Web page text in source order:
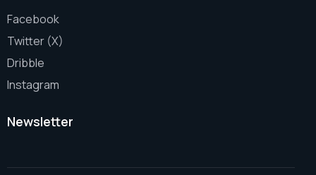
Facebook
Twitter (X)
Dribble
Instagram
Newsletter